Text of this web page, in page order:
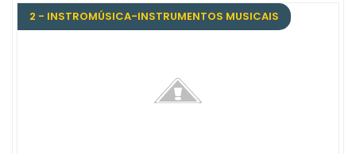
2 - INSTROMÚSICA-INSTRUMENTOS MUSICAIS